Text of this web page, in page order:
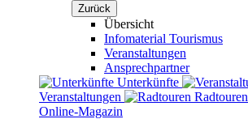
Zurück
Übersicht
Infomaterial Tourismus
Veranstaltungen
Ansprechpartner
Unterkünfte
Veranstaltungen
Radtouren
Online-Magazin